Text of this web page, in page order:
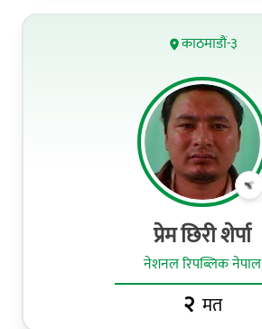
काठमाडौं-३
प्रेम छिरी शेर्पा
नेशनल रिपब्लिक नेपाल
२ मत